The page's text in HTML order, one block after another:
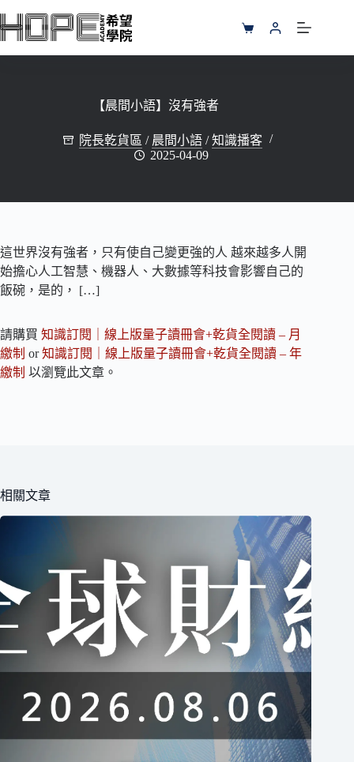
至
購
物
【晨間小語】沒有強者
院長乾貨區 / 晨間小語 /知識播客
2025-04-09
這世界沒有強者，只有使自己變更強的人 越來越多人開
始擔心人工智慧、機器人、大數據等科技會影響自己的
飯碗，是的， […]
請購買 知識訂閱｜線上版量子讀冊會+乾貨全閱讀 – 月
繳制 or知識訂閱｜線上版量子讀冊會+乾貨全閱讀 – 年
繳制 以瀏覽此文章。
相關文章